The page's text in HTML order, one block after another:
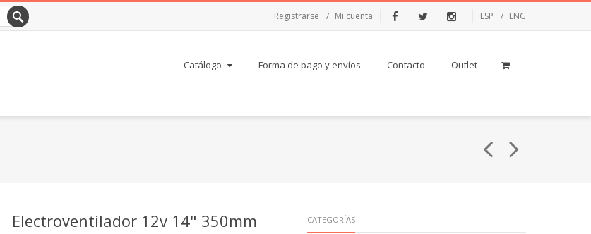
ESP ENG
Registrarse Mi cuenta
Catálogo Forma de pago y envíos Contacto Outlet
Electroventilador 12v 14" 350mm CATEGORÍAS